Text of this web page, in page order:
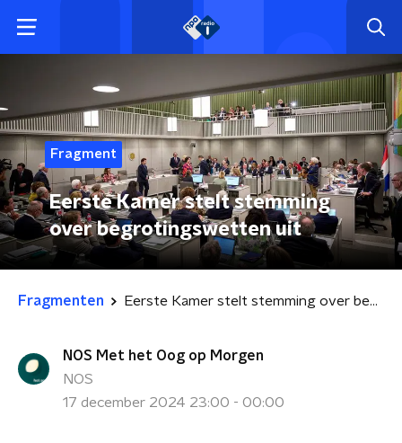
Fragment
Eerste Kamer stelt stemming
over begrotingswetten uit
Fragmenten Eerste Kamer stelt stemming over begrotingswetten uit
NOS Met het Oog op Morgen
NOS
17 december 2024 23:00 - 00:00